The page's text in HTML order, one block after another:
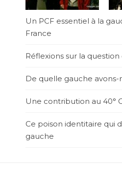
Un PCF essentiel à la
France
Réflexions sur la question
De quelle gauche avons-
Une contribution au 40°
Ce poison identitaire qui
gauche